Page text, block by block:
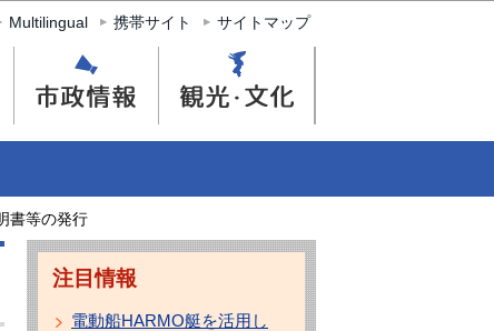
Multilingual 携帯サイト サイトマップ
書等の発行
注目情報
電動船HARMO艇を活用し